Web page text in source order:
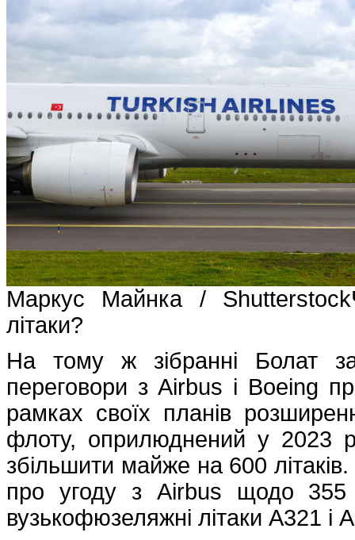
Маркус Майнка /
літаки?
На тому ж зібранні Болат
переговори з Airbus і Boeing
рамках своїх планів
флоту, оприлюднений у 2023
збільшити майже на 600
про угоду з Airbus щодо 355
вузькофюзеляжні літаки A321 і